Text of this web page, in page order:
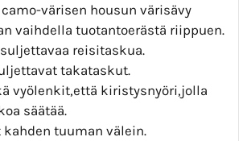
värisen housun värisävy
vaihdella tuotantoerästä riippuen.
reisitaskua.
takataskut.
vyölenkit,että kiristysnyöri,jolla
säätää.
kahden tuuman välein.